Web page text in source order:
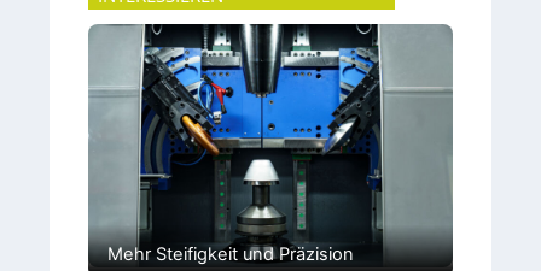
Mehr Steifigkeit und Präzision